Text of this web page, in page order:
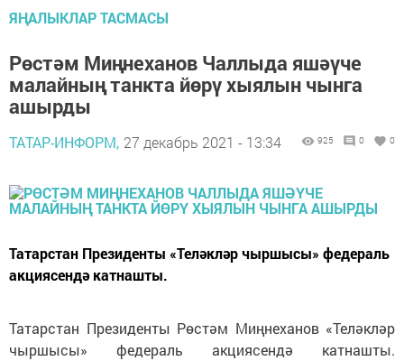
ЯҢАЛЫКЛАР ТАСМАСЫ
Рөстәм Миңнеханов Чаллыда яшәүче
малайның танкта йөрү хыялын чынга
ашырды
ТАТАР-ИНФОРМ, 27 декабрь 2021 - 13:34 925 0 0
Татарстан Президенты «Теләкләр чыршысы» федераль
акциясендә катнашты.
Татарстан Президенты Рөстәм Миңнеханов «Теләкләр
чыршысы» федераль акциясендә катнашты.